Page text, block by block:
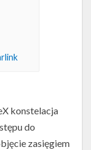
konstelacja
do
zasięgiem